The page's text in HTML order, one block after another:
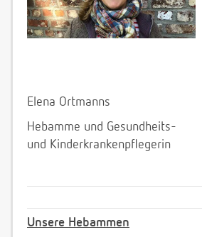
Elena Ortmanns
Hebamme und Gesundheits-
und Kinderkrankenpflegerin
Unsere Hebammen